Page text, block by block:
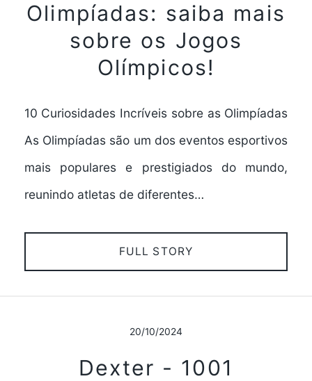
Olimpíadas: saiba mais
sobre os Jogos
Olímpicos!
10 Curiosidades Incríveis sobre as Olimpíadas
As Olimpíadas são um dos eventos esportivos
mais populares e prestigiados do mundo,
reunindo atletas de diferentes…
FULL STORY
20/10/2024
Dexter - 1001